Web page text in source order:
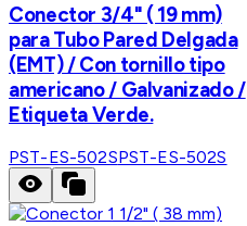
Conector 3/4" ( 19 mm)
para Tubo Pared Delgada
(EMT) / Con tornillo tipo
americano / Galvanizado /
Etiqueta Verde.
PST-ES-502SPST-ES-502S